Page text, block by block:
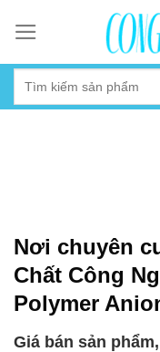
content
Nơi chuyên
Chất Công
Polymer
Giá bán sản